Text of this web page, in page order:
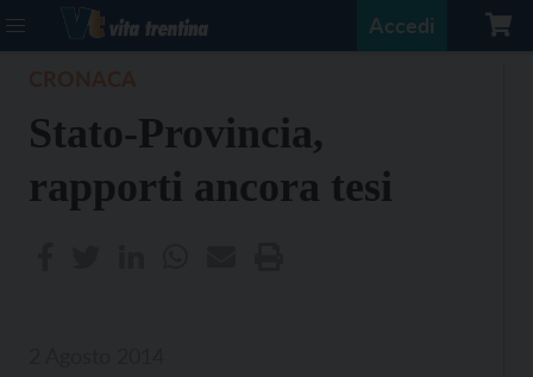
Accedi
Stato-Provincia,
rapporti ancora tesi